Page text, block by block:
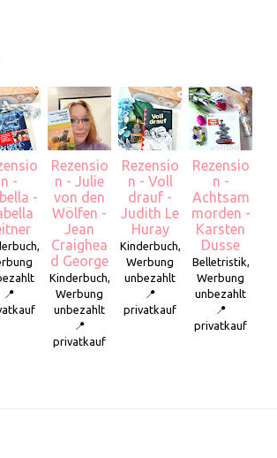
n -
-
📍
Rezensio
n - Julie
von den
Wölfen -
Jean
Craighea
d George
Kinderbuch,
Werbung
unbezahlt
📍
privatkauf
Rezensio
n - Voll
drauf -
Judith Le
Huray
Kinderbuch,
Werbung
unbezahlt
📍
privatkauf
Rezensio
n -
Achtsam
morden -
Karsten
Dusse
Belletristik,
Werbung
unbezahlt
📍
privatkauf